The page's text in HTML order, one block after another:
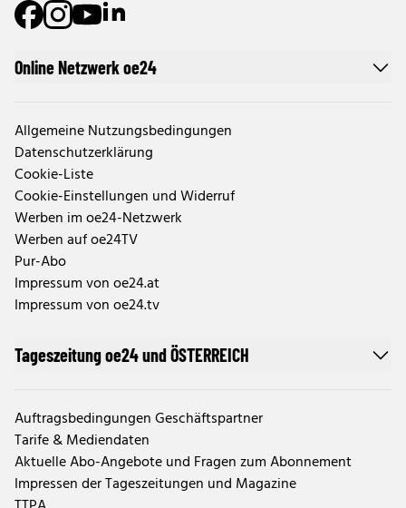
Online Netzwerk oe24
Allgemeine Nutzungsbedingungen
Datenschutzerklärung
Cookie-Liste
Cookie-Einstellungen und Widerruf
Werben im oe24-Netzwerk
Werben auf oe24TV
Pur-Abo
Impressum von oe24.at
Impressum von oe24.tv
Tageszeitung oe24 und ÖSTERREICH
Auftragsbedingungen Geschäftspartner
Tarife & Mediendaten
Aktuelle Abo-Angebote und Fragen zum Abonnement
Impressen der Tageszeitungen und Magazine